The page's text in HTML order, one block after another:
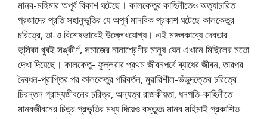
মানব-মহিমার অপূর্ব বিকাশ ঘটেছে। কালকেতুর কাহিনীতেও অত্যাচারিত
প্রজাদের প্রতি সহানুভূতির যে অপূর্ব মানবিক প্রকাশ ঘটেছে কালকেতুর
চরিত্রে, তা-ও বিশেষভাবেই উল্লেখযােগ্য। এই মঙ্গলকাব্যে দেবতার
ভূমিকা খুবই সঙ্কীর্ণ, সমাজের নানাশ্রেণীর মানুষ যেন এখানে মিছিলের মতাে
দেখা দিয়েছে। কালকেতু- ফুল্লরার প্রথম জীবনপর্বে ব্যাধের জীবন, তারপর
দৈবধন-প্রাপ্তির পর কালকেতুর পরিবর্তন, মুরারিশীল-ভঁড়ুদত্তের চরিত্রে
চিরন্তন গ্রাম্যজীবনের চরিত্র, অন্যত্র রাজকীয়তা, ধনপতি-কাহিনীতে
মানবজীবনের চিত্র প্রভৃতির মধ্য দিয়েও বস্তুতঃ মানব মহিমাই প্রকাশিত